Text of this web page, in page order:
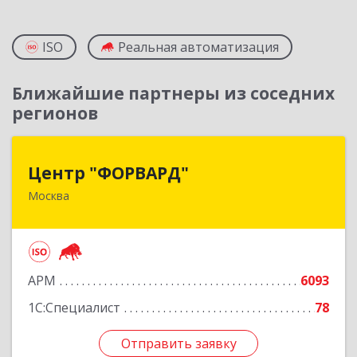
ISO Реальная автоматизация
Ближайшие партнеры из соседних
регионов
Центр "ФОРВАРД"
Москва
АРМ
6093
1С:Специалист
78
Отправить заявку
123060, Москва г, Маршала Рыбалко ул, дом №
Отправить заявку